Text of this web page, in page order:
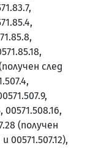
след
00571.508.16,
(получен
00571.507.12),